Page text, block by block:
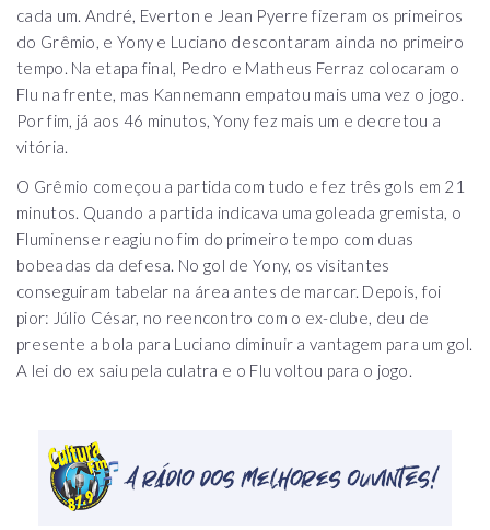
cada um. André, Everton e Jean Pyerre fizeram os primeiros
do Grêmio, e Yony e Luciano descontaram ainda no primeiro
tempo. Na etapa final, Pedro e Matheus Ferraz colocaram o
Flu na frente, mas Kannemann empatou mais uma vez o jogo.
Por fim, já aos 46 minutos, Yony fez mais um e decretou a
vitória.
O Grêmio começou a partida com tudo e fez três gols em 21
minutos. Quando a partida indicava uma goleada gremista, o
Fluminense reagiu no fim do primeiro tempo com duas
bobeadas da defesa. No gol de Yony, os visitantes
conseguiram tabelar na área antes de marcar. Depois, foi
pior: Júlio César, no reencontro com o ex-clube, deu de
presente a bola para Luciano diminuir a vantagem para um gol.
A lei do ex saiu pela culatra e o Flu voltou para o jogo.